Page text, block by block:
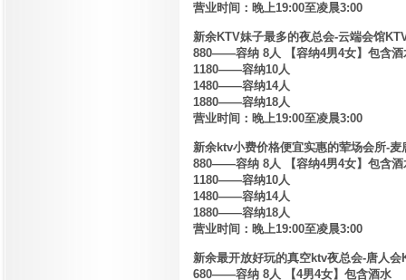
营业时间：晚上19:00至凌晨3:00
新余KTV妹子最多的夜总会-云端会馆
880——容纳 8人 【容纳4男4女】包含酒
1180——容纳10人
1480——容纳14人
1880——容纳18人
营业时间：晚上19:00至凌晨3:00
新余ktv小费价格便宜实惠的荤场会所-
880——容纳 8人 【容纳4男4女】包含酒
1180——容纳10人
1480——容纳14人
1880——容纳18人
营业时间：晚上19:00至凌晨3:00
新余最开放好玩的真空ktv夜总会-唐人会
680——容纳 8人 【4男4女】包含酒水